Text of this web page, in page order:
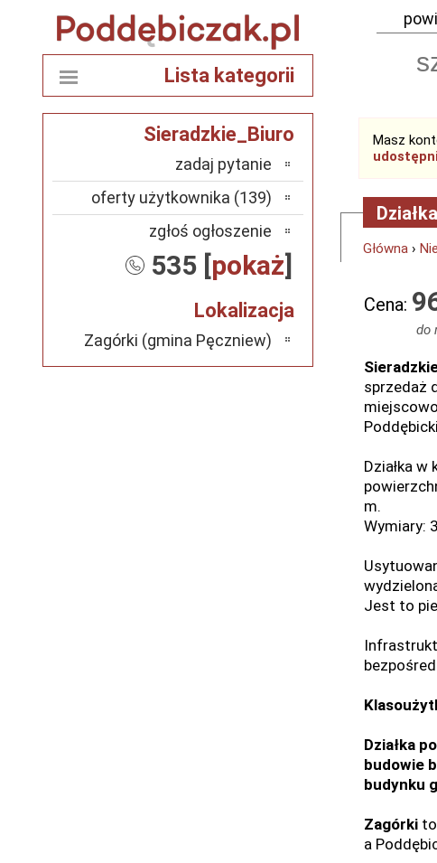
Masz
Główna ›
Cena:
do
sprzedaż
Działka w
m.
Wymiary:
Jest to
Działka
budowie
budynku
Zagórki
a
Lista kategorii
Sieradzkie_Biuro
zadaj pytanie
oferty użytkownika (139)
zgłoś ogłoszenie
535 [pokaż]
Lokalizacja
Zagórki (gmina Pęczniew)